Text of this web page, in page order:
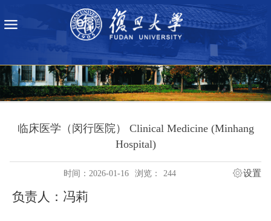
临床医学（闵行医院） Clinical Medicine (Minhang
Hospital)
时间：2026-01-16 浏览： 244 设置
负责人：冯莉